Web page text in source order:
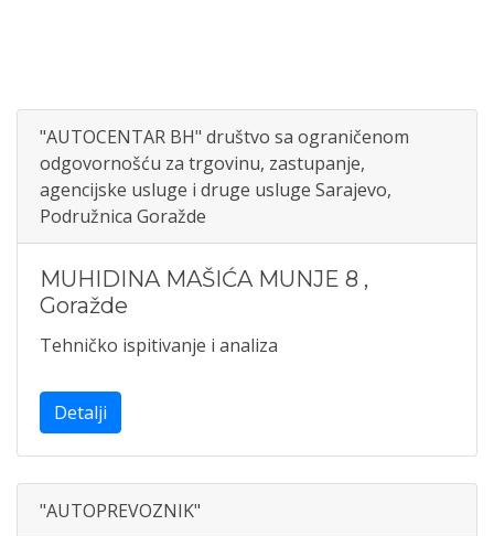
"AUTOCENTAR BH" društvo sa ograničenom
odgovornošću za trgovinu, zastupanje,
agencijske usluge i druge usluge Sarajevo,
Podružnica Goražde
MUHIDINA MAŠIĆA MUNJE 8 ,
Goražde
Tehničko ispitivanje i analiza
Detalji
"AUTOPREVOZNIK"